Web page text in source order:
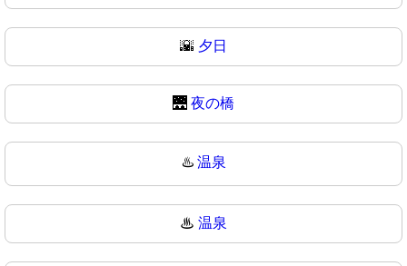
🌇 夕日
🌉 夜の橋
♨️ 温泉
♨ 温泉